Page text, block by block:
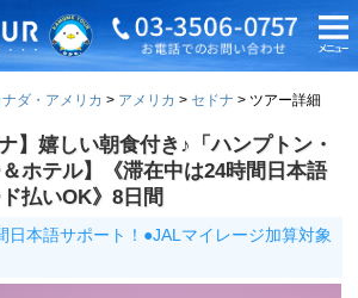
ナダ・アメリカ アメリカ セドナ ツアー詳細
】嬉しい朝食付き♪「ハンプトン・
ホテル】《滞在中は24時間日本語
払いOK》8日間
日本語サポート！●JALマイレージ加算対象